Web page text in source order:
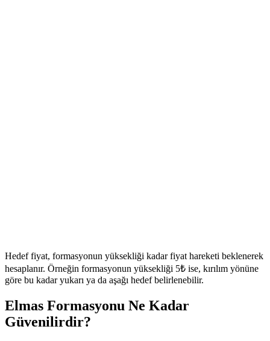
Hedef fiyat, formasyonun yüksekliği kadar fiyat hareketi beklenerek
hesaplanır. Örneğin formasyonun yüksekliği 5₺ ise, kırılım yönüne
göre bu kadar yukarı ya da aşağı hedef belirlenebilir.
Elmas Formasyonu Ne Kadar
Güvenilirdir?